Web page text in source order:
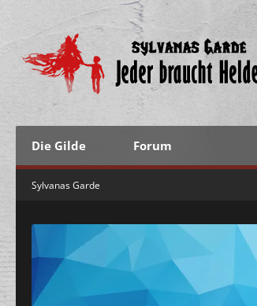
Die Gilde Forum
Sylvanas Garde